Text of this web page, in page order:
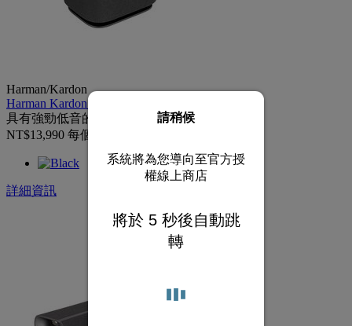
Harman/Kardon
Harman Kardon Enchant Sub
具有強勁低音的輕巧無線重低音喇叭
NT$13,990 每個
詳細資訊
請稍候
系統將為您導向至官方授
權線上商店
將於 4秒後自動跳
轉